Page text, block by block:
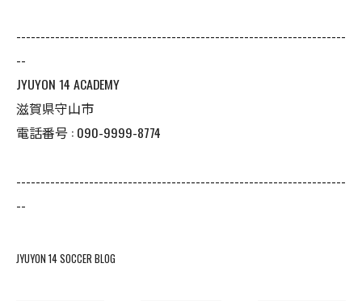
--------------------------------------------------------------------
--
JYUYON 14 ACADEMY
滋賀県守山市
電話番号 : 090-9999-8774
--------------------------------------------------------------------
--
JYUYON 14 SOCCER BLOG